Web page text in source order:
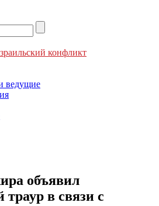
конфликт
ведущие
объявил
в связи с